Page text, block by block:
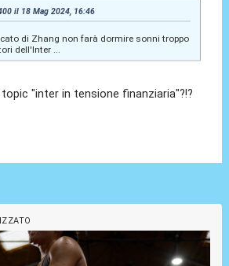
il 18 Mag 2024, 16:46
di Zhang non farà dormire sonni troppo
dell'Inter ...
"inter in tensione finanziaria"?!?